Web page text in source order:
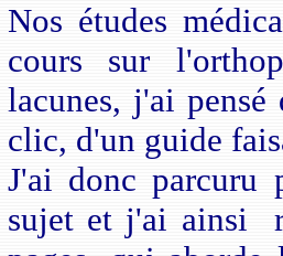
Nos études
cours sur
lacunes, j'ai
clic, d'un guide
J'ai donc parcuru
sujet et j'ai ainsi